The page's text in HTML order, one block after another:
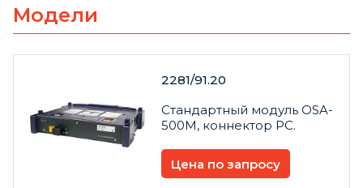
Модели
2281/91.20
Стандартный модуль OSA-
500M, коннектор PC.
Цена по запросу